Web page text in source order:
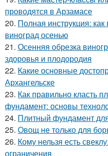
проводятся в Арзамасе
20. Полная инструкция:
виноград осенью
21. Осенняя обрезка
здоровья и плодородия
22. Какие основные
Архангельске
23. Как правильно класть
фундамент: основы
24. Плитный фундамент
25. Овощ не только для
26. Кому нельзя есть
ограничения